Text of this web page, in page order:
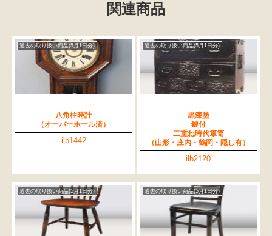
関連商品
過去の取り扱い商品(5月1日分)
八角柱時計
（オーバーホール済）
ilb1442
過去の取り扱い商品(5月1日分)
黒漆塗
鍵付
二重ね時代箪笥
（山形・庄内・鶴岡・隠し有）
ilb2120
過去の取り扱い商品(5月1日分) 過去の取り扱い商品(5月1日分)